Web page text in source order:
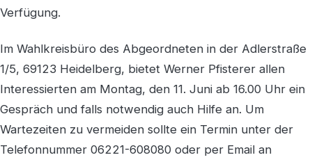
Verfügung.
Im Wahlkreisbüro des Abgeordneten in der Adlerstraße
1/5, 69123 Heidelberg, bietet Werner Pfisterer allen
Interessierten am Montag, den 11. Juni ab 16.00 Uhr ein
Gespräch und falls notwendig auch Hilfe an. Um
Wartezeiten zu vermeiden sollte ein Termin unter der
Telefonnummer 06221-608080 oder per Email an